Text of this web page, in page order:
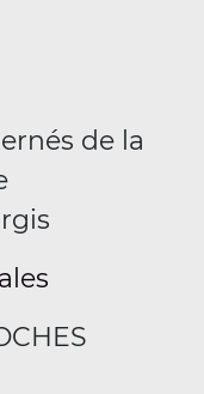
de la